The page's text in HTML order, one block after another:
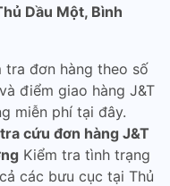
Dầu Một, Bình
tra đơn hàng theo số
điểm giao hàng J&T
miễn phí tại đây.
tra cứu đơn hàng J&T
Kiểm tra tình trạng
các bưu cục tại Thủ